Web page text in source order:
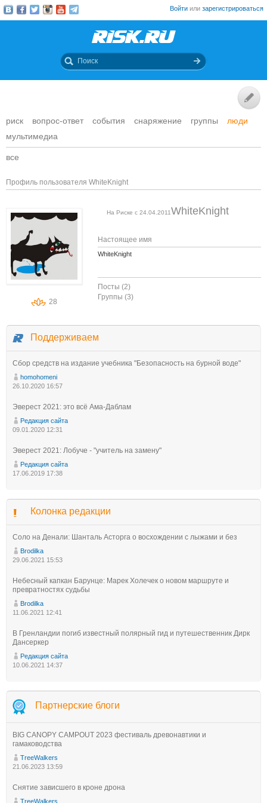
Войти или зарегистрироваться
риск вопрос-ответ события снаряжение группы
люди
мультимедиа
все
Профиль пользователя WhiteKnight
28
WhiteKnight
На Риске с 24.04.2011
Настоящее имя
WhiteKnight
Посты (2)
Группы (3)
Поддерживаем
Сбор средств на издание учебника "Безопасность на бурной воде"
homohomeni
26.10.2020 16:57
Эверест 2021: это всё Ама-Даблам
Редакция сайта
09.01.2020 12:31
Эверест 2021: Лобуче - "учитель на замену"
Редакция сайта
17.06.2019 17:38
Колонка редакции
Соло на Денали: Шанталь Асторга о восхождении с лыжами и без
Brodilka
29.06.2021 15:53
Небесный капкан Барунце: Марек Холечек о новом маршруте и
превратностях судьбы
Brodilka
11.06.2021 12:41
В Гренландии погиб известный полярный гид и путешественник Дирк
Дансеркер
Редакция сайта
10.06.2021 14:37
Партнерские блоги
BIG CANOPY CAMPOUT 2023 фестиваль древонавтики и
гамаководства
TreeWalkers
21.06.2023 13:59
Снятие зависшего в кроне дрона
TreeWalkers